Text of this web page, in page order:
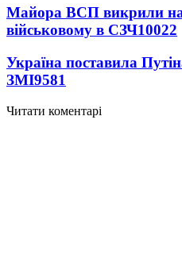
Майора ВСП викрили
військовому в СЗЧ10022
Україна поставила
ЗМІ9581
Читати коментарі